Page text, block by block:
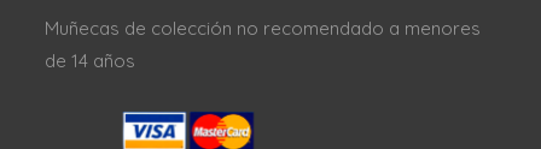
Muñecas de colección no recomendado a menores
de 14 años